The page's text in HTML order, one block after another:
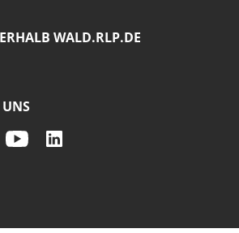
WALD.RLP.DE
UNS